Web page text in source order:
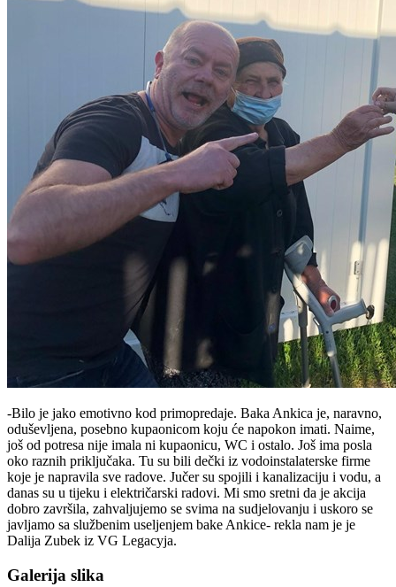
-Bilo je jako emotivno kod primopredaje. Baka Ankica je, naravno,
oduševljena, posebno kupaonicom koju će napokon imati. Naime,
još od potresa nije imala ni kupaonicu, WC i ostalo. Još ima posla
oko raznih priključaka. Tu su bili dečki iz vodoinstalaterske firme
koje je napravila sve radove. Jučer su spojili i kanalizaciju i vodu, a
danas su u tijeku i električarski radovi. Mi smo sretni da je akcija
dobro završila, zahvaljujemo se svima na sudjelovanju i uskoro se
javljamo sa službenim useljenjem bake Ankice- rekla nam je je
Dalija Zubek iz VG Legacyja.
Galerija slika